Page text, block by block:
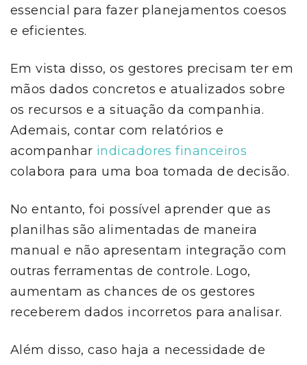
essencial para fazer planejamentos coesos
e eficientes.
Em vista disso, os gestores precisam ter em
mãos dados concretos e atualizados sobre
os recursos e a situação da companhia.
Ademais, contar com relatórios e
acompanhar indicadores financeiros
colabora para uma boa tomada de decisão.
No entanto, foi possível aprender que as
planilhas são alimentadas de maneira
manual e não apresentam integração com
outras ferramentas de controle. Logo,
aumentam as chances de os gestores
receberem dados incorretos para analisar.
Além disso, caso haja a necessidade de